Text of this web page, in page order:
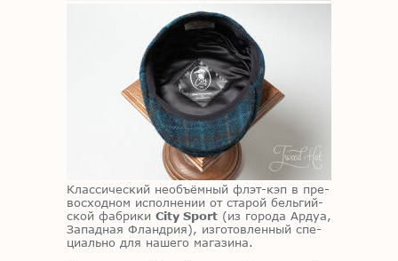
Клас­си­че­ский необъ­ём­ный флэт-кэп в пре­
вос­ход­ном ис­пол­не­нии от ста­рой бель­гий­
ской фаб­ри­ки City Sport (из го­ро­да Ар­дуа,
За­пад­ная Фланд­рия), из­го­тов­лен­ный спе­
ци­аль­но для на­ше­го ма­га­зи­на.